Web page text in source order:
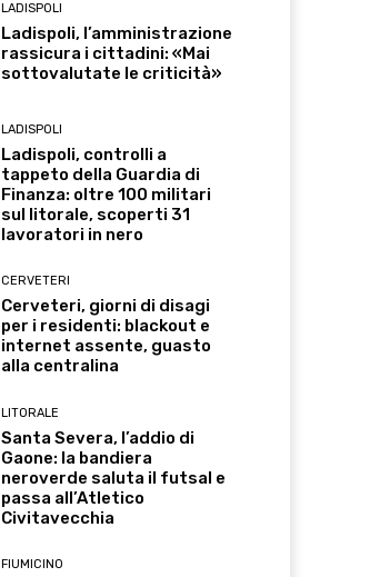
LADISPOLI
Ladispoli, l’amministrazione
rassicura i cittadini: «Mai
sottovalutate le criticità»
LADISPOLI
Ladispoli, controlli a
tappeto della Guardia di
Finanza: oltre 100 militari
sul litorale, scoperti 31
lavoratori in nero
CERVETERI
Cerveteri, giorni di disagi
per i residenti: blackout e
internet assente, guasto
alla centralina
LITORALE
Santa Severa, l’addio di
Gaone: la bandiera
neroverde saluta il futsal e
passa all’Atletico
Civitavecchia
FIUMICINO